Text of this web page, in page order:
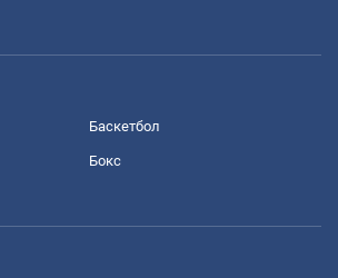
Баскетбол
Бокс